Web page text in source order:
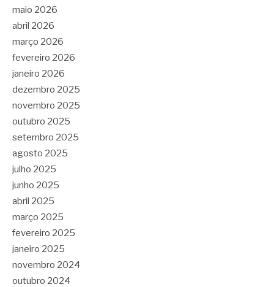
maio 2026
abril 2026
março 2026
fevereiro 2026
janeiro 2026
dezembro 2025
novembro 2025
outubro 2025
setembro 2025
agosto 2025
julho 2025
junho 2025
abril 2025
março 2025
fevereiro 2025
janeiro 2025
novembro 2024
outubro 2024